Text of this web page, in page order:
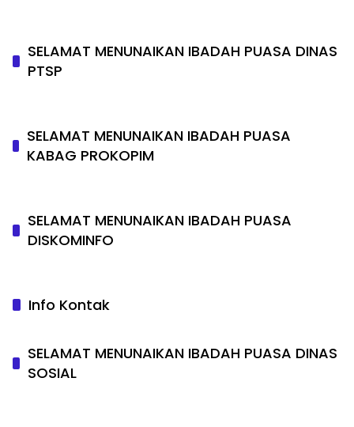
SELAMAT MENUNAIKAN IBADAH PUASA DINAS
PTSP
SELAMAT MENUNAIKAN IBADAH PUASA
KABAG PROKOPIM
SELAMAT MENUNAIKAN IBADAH PUASA
DISKOMINFO
Info Kontak
SELAMAT MENUNAIKAN IBADAH PUASA DINAS
SOSIAL